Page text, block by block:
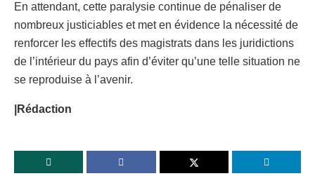
En attendant, cette paralysie continue de pénaliser de
nombreux justiciables et met en évidence la nécessité de
renforcer les effectifs des magistrats dans les juridictions
de l’intérieur du pays afin d’éviter qu’une telle situation ne
se reproduise à l’avenir.
|Rédaction